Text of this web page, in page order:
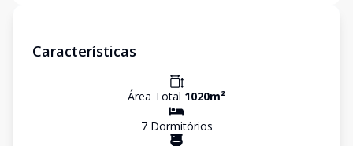
Características
Área Total 1020m²
7Dormitórios